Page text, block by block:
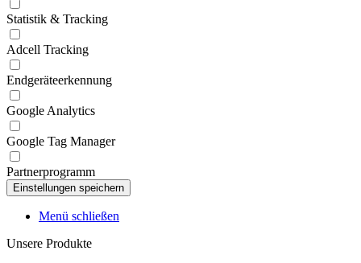
Statistik & Tracking
Adcell Tracking
Endgeräteerkennung
Google Analytics
Google Tag Manager
Partnerprogramm
Menü schließen
Unsere Produkte